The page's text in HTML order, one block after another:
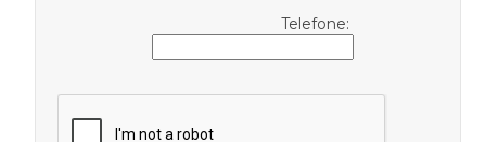
Telefone: